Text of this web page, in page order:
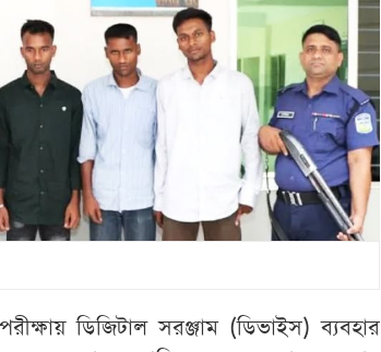
ডিজিটাল সরঞ্জাম (ডিভাইস) ব্যবহার